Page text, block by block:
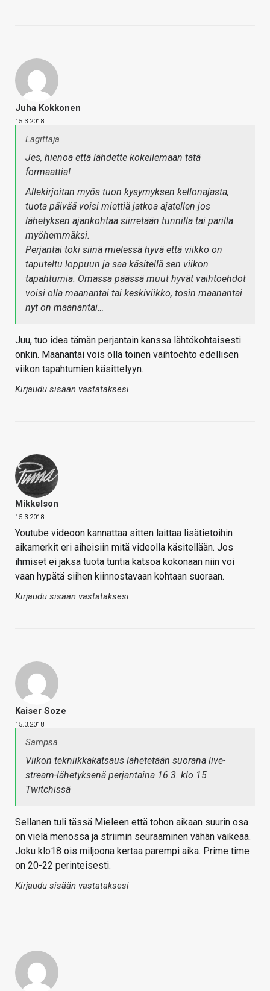
Juha Kokkonen
15.3.2018
Lagittaja
Jes, hienoa että lähdette kokeilemaan tätä
formaattia!
Allekirjoitan myös tuon kysymyksen kellonajasta,
tuota päivää voisi miettiä jatkoa ajatellen jos
lähetyksen ajankohtaa siirretään tunnilla tai parilla
myöhemmäksi.
Perjantai toki siinä mielessä hyvä että viikko on
taputeltu loppuun ja saa käsitellä sen viikon
tapahtumia. Omassa päässä muut hyvät vaihtoehdot
voisi olla maanantai tai keskiviikko, tosin maanantai
nyt on maanantai…
Juu, tuo idea tämän perjantain kanssa lähtökohtaisesti
onkin. Maanantai vois olla toinen vaihtoehto edellisen
viikon tapahtumien käsittelyyn.
Kirjaudu sisään vastataksesi
Mikkelson
15.3.2018
Youtube videoon kannattaa sitten laittaa lisätietoihin
aikamerkit eri aiheisiin mitä videolla käsitellään. Jos
ihmiset ei jaksa tuota tuntia katsoa kokonaan niin voi
vaan hypätä siihen kiinnostavaan kohtaan suoraan.
Kirjaudu sisään vastataksesi
Kaiser Soze
15.3.2018
Sampsa
Viikon tekniikkakatsaus lähetetään suorana live-
stream-lähetyksenä perjantaina 16.3. klo 15
Twitchissä
Sellanen tuli tässä Mieleen että tohon aikaan suurin osa
on vielä menossa ja striimin seuraaminen vähän vaikeaa.
Joku klo18 ois miljoona kertaa parempi aika. Prime time
on 20-22 perinteisesti.
Kirjaudu sisään vastataksesi